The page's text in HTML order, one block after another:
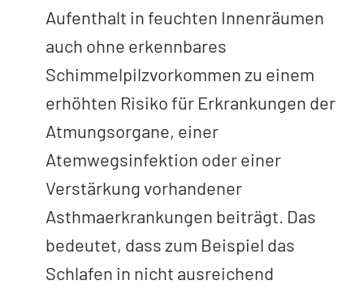
Aufenthalt in feuchten Innenräumen
auch ohne erkennbares
Schimmelpilzvorkommen zu einem
erhöhten Risiko für Erkrankungen der
Atmungsorgane, einer
Atemwegsinfektion oder einer
Verstärkung vorhandener
Asthmaerkrankungen beiträgt. Das
bedeutet, dass zum Beispiel das
Schlafen in nicht ausreichend